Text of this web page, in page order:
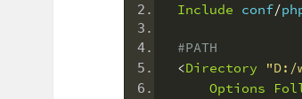
Include conf/
#PATH
<Directory "D:/
Options